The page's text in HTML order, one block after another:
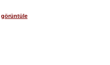
görüntüle